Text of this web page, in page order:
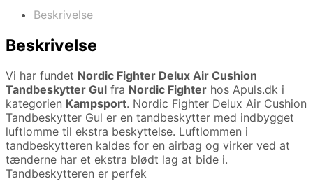
Beskrivelse
Beskrivelse
Vi har fundet Nordic Fighter Delux Air Cushion
Tandbeskytter Gul fra Nordic Fighter hos Apuls.dk i
kategorien Kampsport. Nordic Fighter Delux Air Cushion
Tandbeskytter Gul er en tandbeskytter med indbygget
luftlomme til ekstra beskyttelse. Luftlommen i
tandbeskytteren kaldes for en airbag og virker ved at
tænderne har et ekstra blødt lag at bide i.
Tandbeskytteren er perfek